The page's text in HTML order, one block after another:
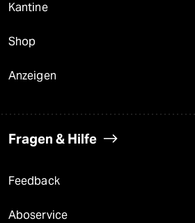
Kantine
Shop
Anzeigen
Fragen & Hilfe
Feedback
Aboservice